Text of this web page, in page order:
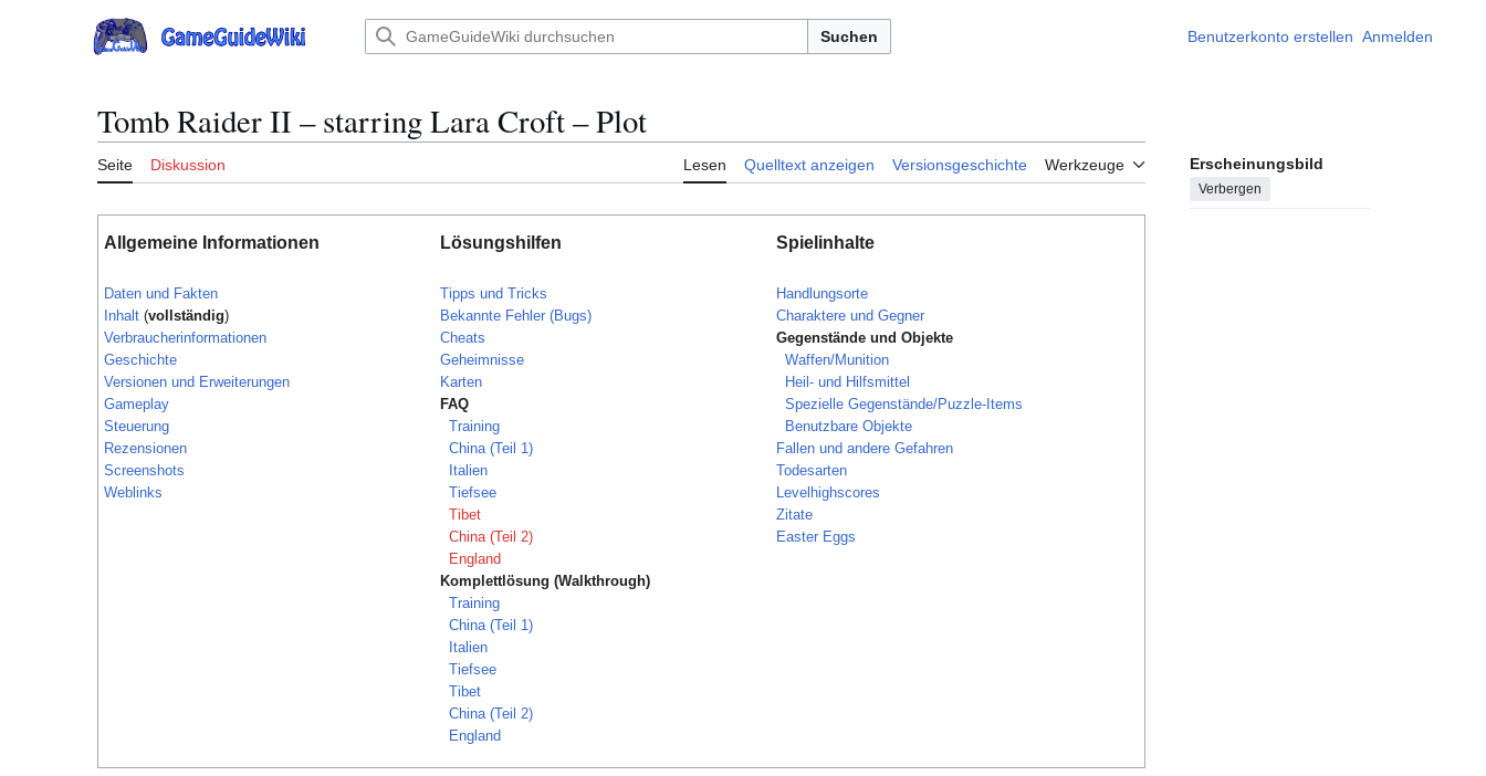
Hauptmenü Suchen Benutzerkonto erstellen Anmelden
Tomb Raider II – starring Lara Croft – Plot
Seite Diskussion Lesen Quelltext anzeigen Versionsgeschichte Werkzeuge Erscheinungsbild
Verbergen
Allgemeine Informationen Lösungshilfen Spielinhalte
Daten und Fakten
Inhalt (vollständig)
Verbraucherinformationen
Geschichte
Versionen und Erweiterungen
Gameplay
Steuerung
Rezensionen
Screenshots
Weblinks
Tipps und Tricks
Bekannte Fehler (Bugs)
Cheats
Geheimnisse
Karten
FAQ
Training
China (Teil 1)
Italien
Tiefsee
Tibet
China (Teil 2)
England
Komplettlösung (Walkthrough)
Training
China (Teil 1)
Italien
Tiefsee
Tibet
China (Teil 2)
England
Handlungsorte
Charaktere und Gegner
Gegenstände und Objekte
Waffen/Munition
Heil- und Hilfsmittel
Spezielle Gegenstände/Puzzle-Items
Benutzbare Objekte
Fallen und andere Gefahren
Todesarten
Levelhighscores
Zitate
Easter Eggs